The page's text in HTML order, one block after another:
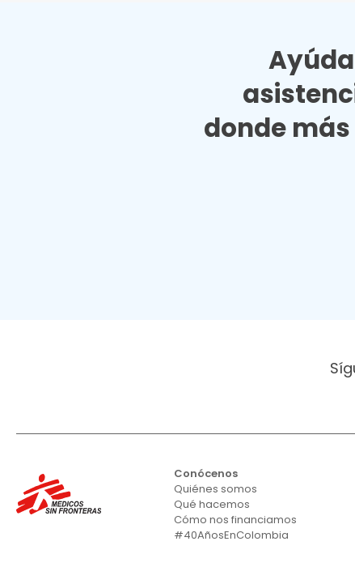
donde
Conócenos
Quiénes somos
Qué hacemos
Cómo nos financiamos
#40AñosEnColombia